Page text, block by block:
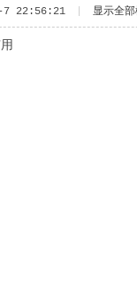
7 22:56:21 显示全